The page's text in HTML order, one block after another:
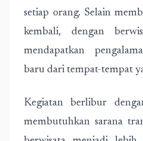
setiap orang. Selain
kembali, dengan
mendapatkan
baru dari tempat-tempat
Kegiatan berlibur
membutuhkan sarana